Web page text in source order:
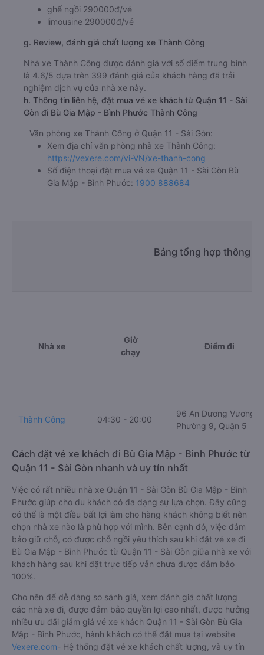
ghế ngồi 290000đ/vé
limousine 290000đ/vé
g. Review, đánh giá chất lượng xe Thành Công
Nhà xe Thành Công được đánh giá với số điểm trung bình
là 4.6/5 dựa trên 399 đánh giá của khách hàng đã trải
nghiệm dịch vụ của nhà xe này.
h. Thông tin liên hệ, đặt mua vé xe khách từ Quận 11 - Sài
Gòn đi Bù Gia Mập - Bình Phước Thành Công
Văn phòng xe Thành Công ở Quận 11 - Sài Gòn:
Xem địa chỉ văn phòng nhà xe Thành Công:
https://vexere.com/vi-VN/xe-thanh-cong
Số điện thoại đặt mua vé xe Quận 11 - Sài Gòn Bù
Gia Mập - Bình Phước: 1900 888684
Bảng tổng hợp thông
Nhà xe
Giờ
chạy
Điểm đi
Thành Công 04:30 - 20:00
96 An Dương Vương,
Phường 9, Quận 5
Cách đặt vé xe khách đi Bù Gia Mập - Bình Phước từ
Quận 11 - Sài Gòn nhanh và uy tín nhất
Việc có rất nhiều nhà xe Quận 11 - Sài Gòn Bù Gia Mập - Bình
Phước giúp cho du khách có đa dạng sự lựa chọn. Đây cũng
có thể là một điều bất lợi làm cho hàng khách không biết nên
chọn nhà xe nào là phù hợp với mình. Bên cạnh đó, việc đảm
bảo giữ chỗ, có được chỗ ngồi yêu thích sau khi đặt vé xe đi
Bù Gia Mập - Bình Phước từ Quận 11 - Sài Gòn giữa nhà xe với
khách hàng sau khi đặt trực tiếp vẫn chưa được đảm bảo
100%.
Cho nên để dễ dàng so sánh giá, xem đánh giá chất lượng
các nhà xe đi, được đảm bảo quyền lợi cao nhất, được hưởng
nhiều ưu đãi giảm giá vé xe khách Quận 11 - Sài Gòn Bù Gia
Mập - Bình Phước, hành khách có thể đặt mua tại website
Vexere.com- Hệ thống đặt vé xe khách chất lượng, và uy tín